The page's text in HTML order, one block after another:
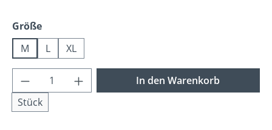
Größeauswählen
M
L XL
Produkt Anzahl: Gib den gewünschten
Stück
In den Warenkorb